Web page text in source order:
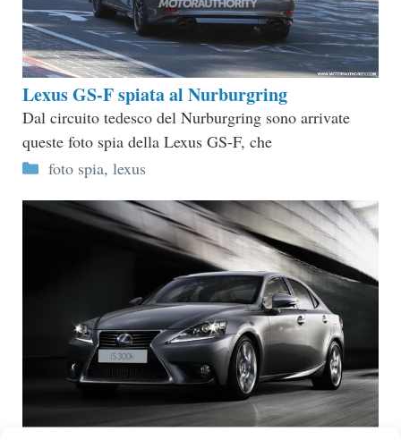
Lexus GS-F spiata al Nurburgring
Dal circuito tedesco del Nurburgring sono arrivate
queste foto spia della Lexus GS-F, che
Categorie
foto spia, lexus